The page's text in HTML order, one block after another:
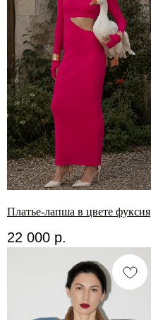
Платье-лапша в цвете фуксия
22 000 р.